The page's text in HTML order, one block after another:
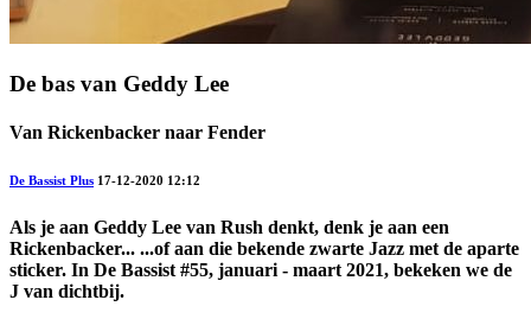
De bas van Geddy Lee
Van Rickenbacker naar Fender
De Bassist Plus 17-12-2020 12:12
Als je aan Geddy Lee van Rush denkt, denk je aan een
Rickenbacker... ...of aan die bekende zwarte Jazz met de aparte
sticker. In De Bassist #55, januari - maart 2021, bekeken we de
J van dichtbij.